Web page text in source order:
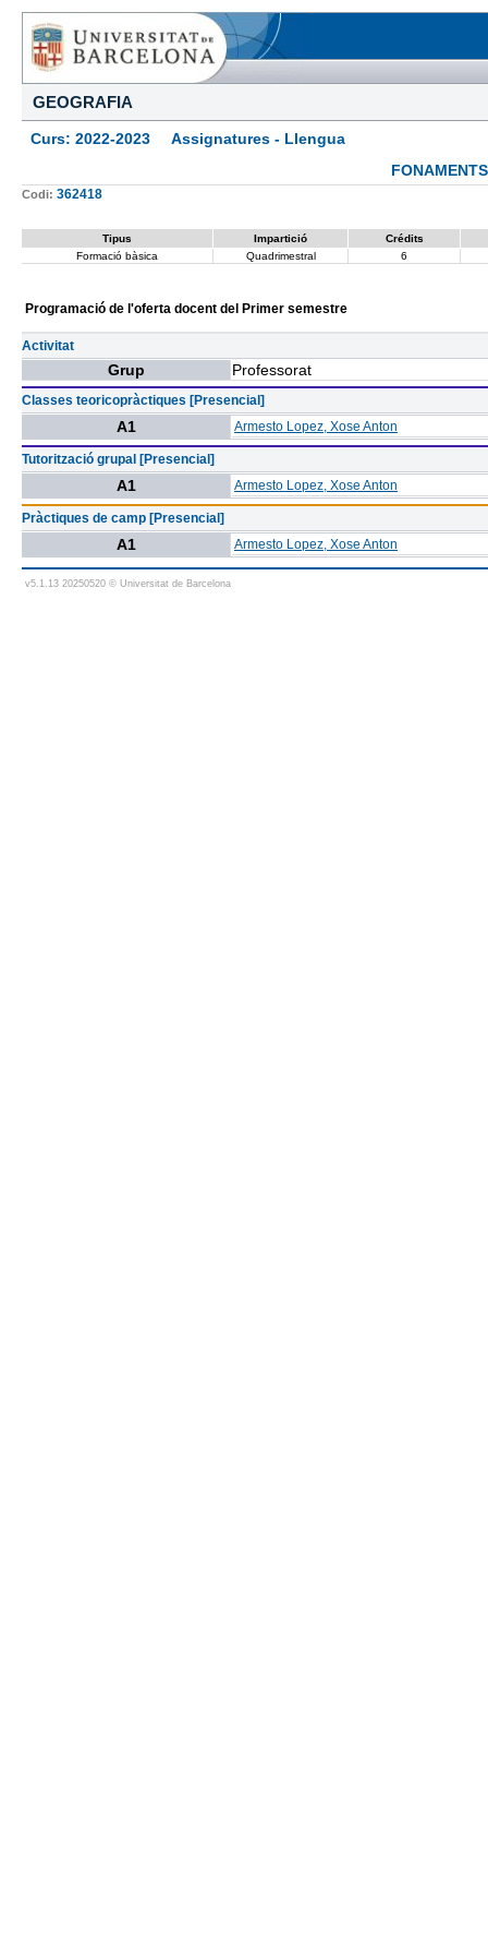
GEOGRAFIA
Curs: 2022-2023 Assignatures - Llengua
Codi: 362418
Tipus Impartició
Crédits
Formació bàsica
Quadrimestral 6
Programació de l'oferta docent del Primer semestre
Activitat
Grup Professorat
Classes teoricopràctiques [Presencial]
A1 Armesto Lopez, Xose Anton
Tutorització grupal [Presencial]
A1 Armesto Lopez, Xose Anton
Pràctiques de camp [Presencial]
A1 Armesto Lopez, Xose Anton
v5.1.13 20250520 © Universitat de Barcelona